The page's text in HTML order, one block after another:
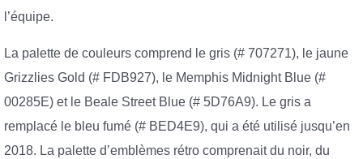
l’équipe.
La palette de couleurs comprend le gris (# 707271), le jaune
Grizzlies Gold (# FDB927), le Memphis Midnight Blue (#
00285E) et le Beale Street Blue (# 5D76A9). Le gris a
remplacé le bleu fumé (# BED4E9), qui a été utilisé jusqu’en
2018. La palette d’emblèmes rétro comprenait du noir, du